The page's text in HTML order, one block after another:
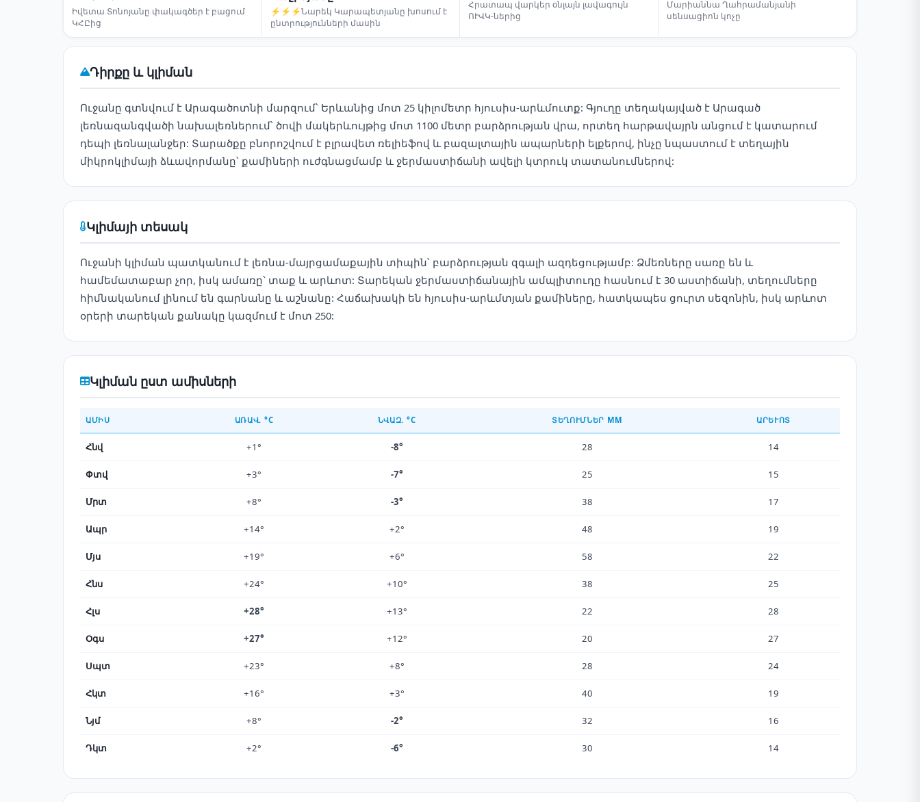
Իվետա Տոնոյանը փակագծեր է բացում
ԿՀԸից
⚡⚡⚡Նարեկ Կարապետյանը խոսում է
ընտրությունների մասին
Հրատապ վարկեր օնլայն լավագույն
ՈՒՎԿ-ներից
Մարիաննա Ղահրամանյանի
սենսացիոն կոչը
Դիրքը և կլիման
Ուջանը գտնվում է Արագածոտնի մարզում՝ Երևանից մոտ 25 կիլոմետր հյուսիս-արևմուտք: Գյուղը տեղակայված է Արագած
լեռնազանգվածի նախալեռներում՝ ծովի մակերևույթից մոտ 1100 մետր բարձրության վրա, որտեղ հարթավայրն անցում է կատարում
դեպի լեռնալանջեր: Տարածքը բնորոշվում է բլրավետ ռելիեֆով և բազալտային ապարների ելքերով, ինչը նպաստում է տեղային
միկրոկլիմայի ձևավորմանը՝ քամիների ուժգնացմամբ և ջերմաստիճանի ավելի կտրուկ տատանումներով:
Կլիմայի տեսակ
Ուջանի կլիման պատկանում է լեռնա-մայրցամաքային տիպին՝ բարձրության զգալի ազդեցությամբ: Ձմեռները սառը են և
համեմատաբար չոր, իսկ ամառը՝ տաք և արևոտ: Տարեկան ջերմաստիճանային ամպլիտուդը հասնում է 30 աստիճանի, տեղումները
հիմնականում լինում են գարնանը և աշնանը: Հաճախակի են հյուսիս-արևմտյան քամիները, հատկապես ցուրտ սեզոնին, իսկ արևոտ
օրերի տարեկան քանակը կազմում է մոտ 250:
Կլիման ըստ ամիսների
ԱՄԻՍ ԱՌԱՎ. °C ՆՎԱԶ. °C ՏԵՂՈՒՄՆԵՐ ММ ԱՐԵՒՈՏ
Հնվ +1° -8° 28 14
Փտվ +3° -7° 25 15
Մրտ +8° -3° 38 17
Ապր +14° +2° 48 19
Մյս +19° +6° 58 22
Հնս +24° +10° 38 25
Հլս +28° +13° 22 28
Օգս +27° +12° 20 27
Սպտ +23° +8° 28 24
Հկտ +16° +3° 40 19
Նյմ +8° -2° 32 16
Դկտ +2° -6° 30 14